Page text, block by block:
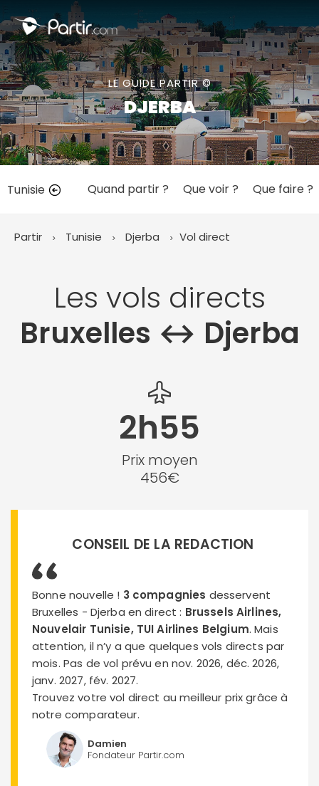
LE GUIDE PARTIR ©
DJERBA
Tunisie Quand partir ? Que voir ? Que faire ?
Partir Tunisie Djerba Vol direct
Les vols directs
Bruxelles ↔︎ Djerba
2h55
Prix moyen
456€
CONSEIL DE LA REDACTION
Bonne nouvelle ! 3 compagnies desservent
Bruxelles - Djerba en direct : Brussels Airlines,
Nouvelair Tunisie, TUI Airlines Belgium. Mais
attention, il n’y a que quelques vols directs par
mois. Pas de vol prévu en nov. 2026, déc. 2026,
janv. 2027, fév. 2027.
Trouvez votre vol direct au meilleur prix grâce à
notre comparateur.
Damien
Fondateur Partir.com
📍 Destinations populaires
☀️ Où partir par mois
Juillet
Août Septembre
Octobre